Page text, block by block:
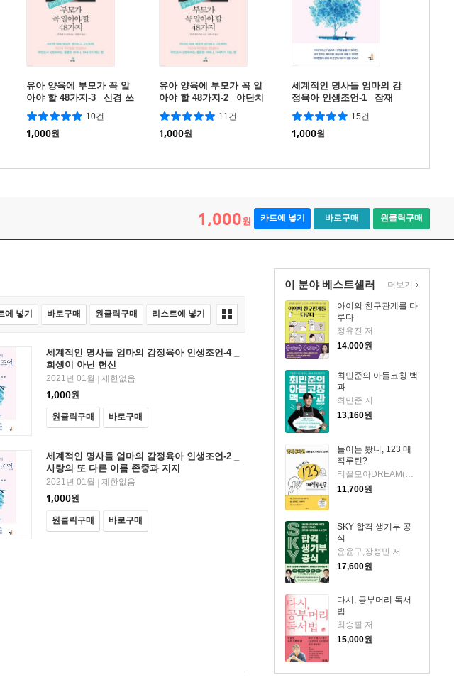
유아 양육에 부모가 꼭 알
아야 할 48가지-3 _신경 쓰
이는 행동, 엄마 생각에 따
라 달라진다
10건
1,000원
유아 양육에 부모가 꼭 알
아야 할 48가지-2 _야단치
는 방법, 이거면 아이는 좋
아진다
11건
1,000원
세계적인 명사들 엄마의 감
정육아 인생조언-1 _잠재
력 발현의 씨앗 믿음
15건
1,000원
1,000원 카트에 넣기 바로구매 원클릭구매
이 분야 베스트셀러
아이의 친구관계를 다
루다
정유진 저
14,000원
최민준의 아들코칭 백
과
최민준 저
13,160원
들어는 봤니, 123 매
직루틴?
11,700원
SKY 합격 생기부 공
식
윤윤구,장성민 저
17,600원
다시, 공부머리 독서
법
최승필 저
15,000원
더보기
에 넣기 바로구매 원클릭구매 리스트에 넣기
세계적인 명사들 엄마의 감정육아 인생조언-4 _
희생이 아닌 헌신
2021년 01월 | 제한없음
1,000원
원클릭구매 바로구매
세계적인 명사들 엄마의 감정육아 인생조언-2 _
사랑의 또 다른 이름 존중과 지지
2021년 01월 | 제한없음
1,000원
원클릭구매 바로구매